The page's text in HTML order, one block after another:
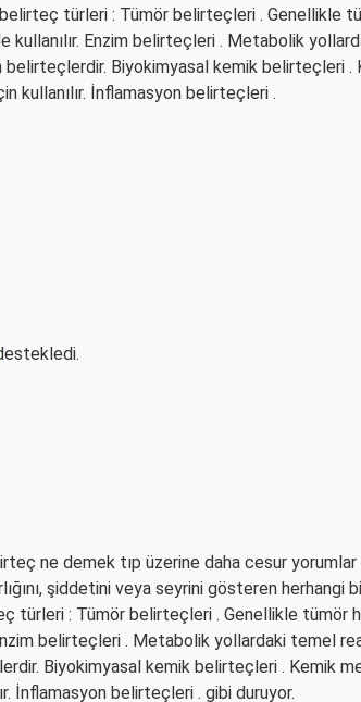
belirteç türleri : Tümör belirteçleri . Genellikle
kullanılır. Enzim belirteçleri . Metabolik
belirteçlerdir. Biyokimyasal kemik belirteçleri
kullanılır. İnflamasyon belirteçleri .
ne demek tıp üzerine daha cesur
şiddetini veya seyrini gösteren
türleri : Tümör belirteçleri . Genellikle tümör
belirteçleri . Metabolik yollardaki temel
Biyokimyasal kemik belirteçleri . Kemik
İnflamasyon belirteçleri . gibi duruyor.